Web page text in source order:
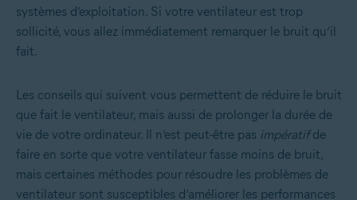
systèmes d’exploitation. Si votre ventilateur est trop
sollicité, vous allez immédiatement remarquer le bruit qu’il
fait.
Les conseils qui suivent vous permettent de réduire le bruit
que fait le ventilateur, mais aussi de prolonger la durée de
vie de votre ordinateur. Il n’est peut-être pas impératifde
faire en sorte que votre ventilateur fasse moins de bruit,
mais certaines méthodes pour résoudre les problèmes de
ventilateur sont susceptibles d’améliorer les performances